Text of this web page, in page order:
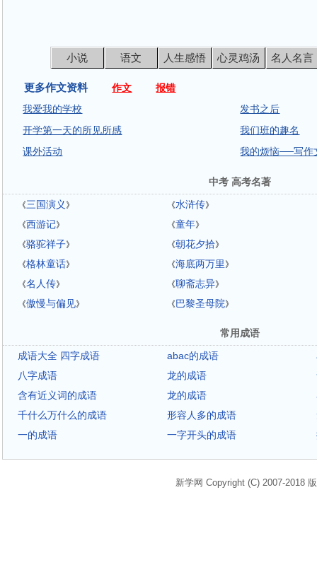
小说 语文 人生感悟 心灵鸡汤 名人名言
更多作文资料作文
报错
我爱我的学校
发书之后
开学第一天的所见所感
我们班的趣名
课外活动
我的烦恼──写作
中考 高考名著
《三国演义 》 《水浒传》
《西游记》 《童年》
《骆驼祥子》 《朝花夕拾》
《格林童话》 《海底两万里 》
《名人传》 《聊斋志异》
《傲慢与偏见》 《巴黎圣母院》
常用成语
成语大全 四字成语
abac的成语
八字成语
龙的成语
含有近义词的成语
龙的成语
千什么万什么的成语
形容人多的成语
一的成语
一字开头的成语
新学网 Copyright (C) 2007-2018